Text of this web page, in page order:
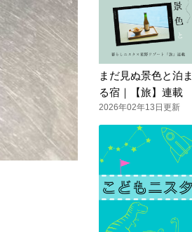
まだ見ぬ景色と泊ま
る宿｜【旅】連載
2026年02年13日更新